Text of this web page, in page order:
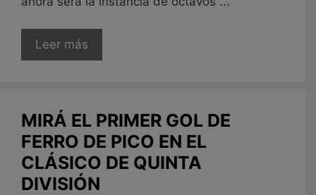
Leer más
MIRÁ EL PRIMER GOL DE
FERRO DE PICO EN EL
CLÁSICO DE QUINTA
DIVISIÓN